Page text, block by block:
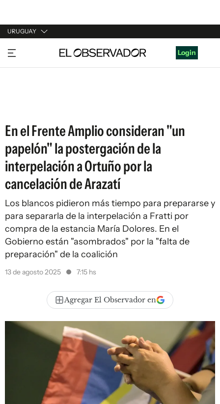
URUGUAY
URUGUAY
ARGENTINA
Login
En el Frente Amplio consideran "un
papelón" la postergación de la
interpelación a Ortuño por la
cancelación de Arazatí
Los blancos pidieron más tiempo para prepararse y
para separarla de la interpelación a Fratti por
compra de la estancia María Dolores. En el
Gobierno están "asombrados" por la "falta de
preparación" de la coalición
13 de agosto 2025 7:15 hs
Agregar El Observador en